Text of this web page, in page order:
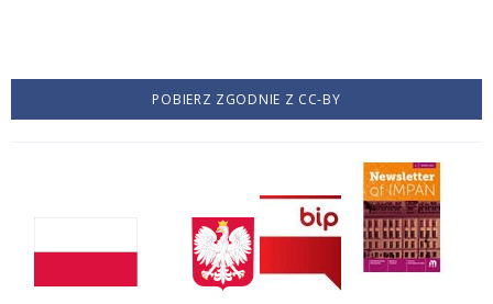
POBIERZ ZGODNIE Z CC-BY